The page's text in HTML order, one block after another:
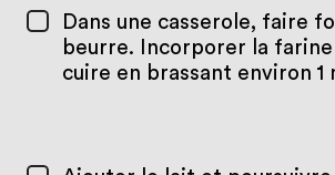
Dans une casserole, faire
beurre. Incorporer la
cuire en brassant environ 1